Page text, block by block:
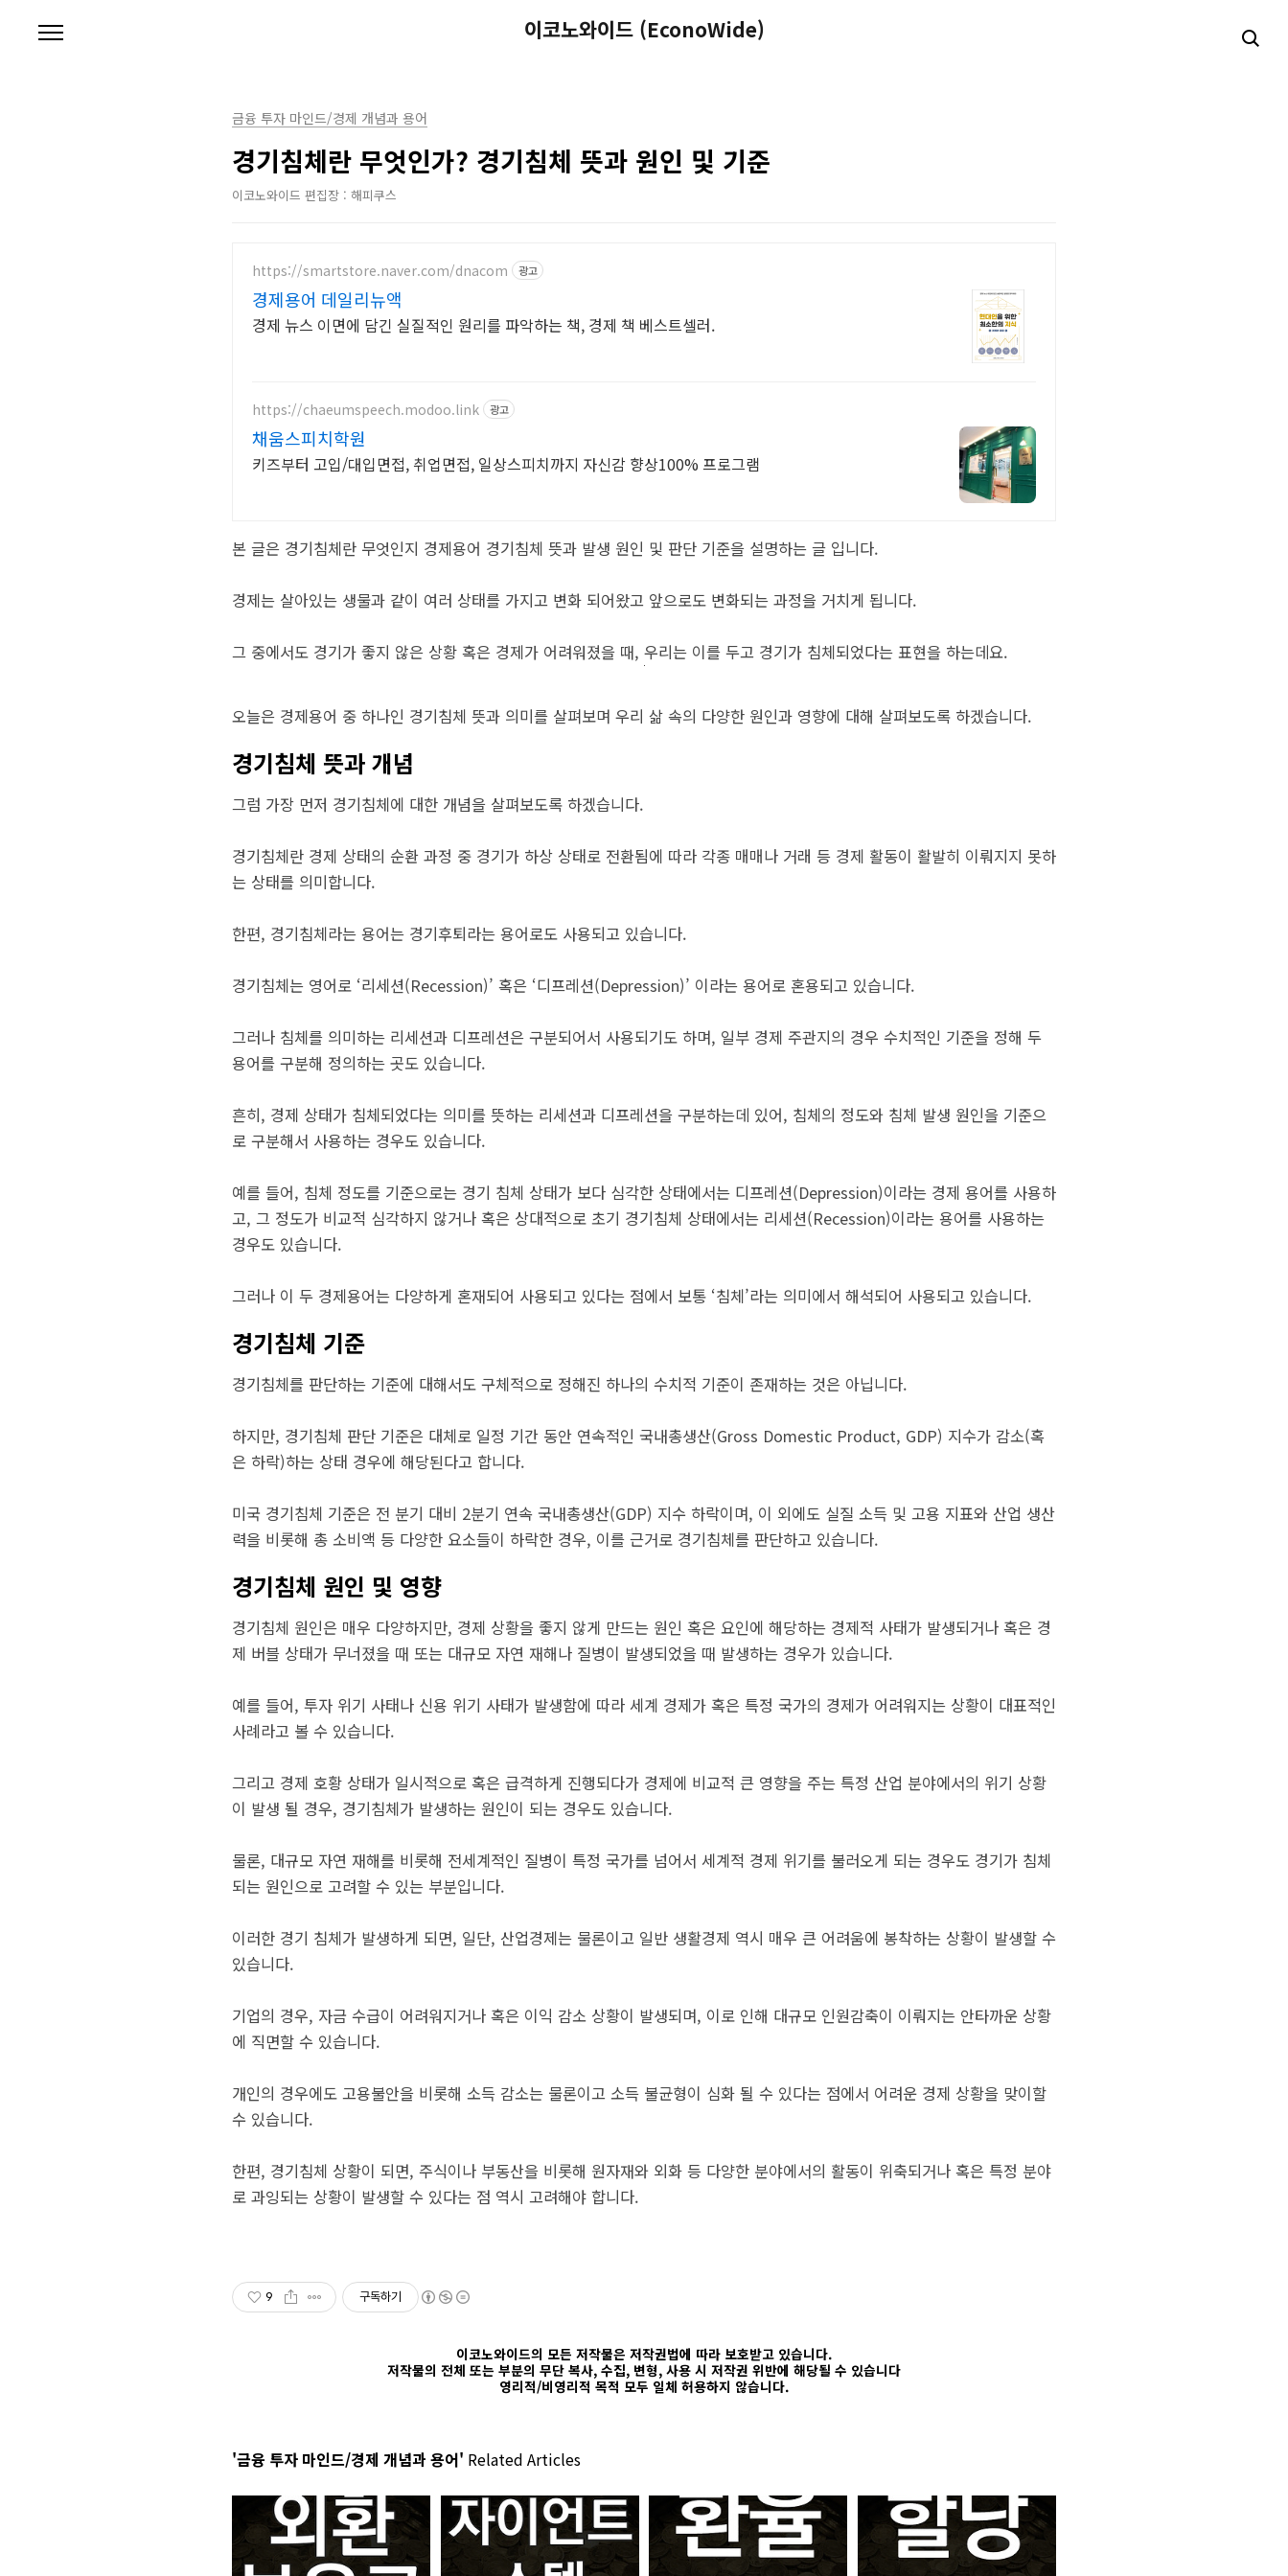
이코노와이드 (EconoWide)
금융 투자 마인드/경제 개념과 용어
경기침체란 무엇인가? 경기침체 뜻과 원인 및 기준
이코노와이드 편집장 : 해피쿠스
https://smartstore.naver.com/dnacom 광고
경제용어 데일리뉴액
경제 뉴스 이면에 담긴 실질적인 원리를 파악하는 책, 경제 책 베스트셀러.
https://chaeumspeech.modoo.link 광고
채움스피치학원
키즈부터 고입/대입면접, 취업면접, 일상스피치까지 자신감 향상100% 프로그램
본 글은 경기침체란 무엇인지 경제용어 경기침체 뜻과 발생 원인 및 판단 기준을 설명하는 글 입니다.
경제는 살아있는 생물과 같이 여러 상태를 가지고 변화 되어왔고 앞으로도 변화되는 과정을 거치게 됩니다.
그 중에서도 경기가 좋지 않은 상황 혹은 경제가 어려워졌을 때, 우리는 이를 두고 경기가 침체되었다는 표현을 하는데요.
오늘은 경제용어 중 하나인 경기침체 뜻과 의미를 살펴보며 우리 삶 속의 다양한 원인과 영향에 대해 살펴보도록 하겠습니다.
경기침체 뜻과 개념
그럼 가장 먼저 경기침체에 대한 개념을 살펴보도록 하겠습니다.
경기침체란 경제 상태의 순환 과정 중 경기가 하상 상태로 전환됨에 따라 각종 매매나 거래 등 경제 활동이 활발히 이뤄지지 못하
는 상태를 의미합니다.
한편, 경기침체라는 용어는 경기후퇴라는 용어로도 사용되고 있습니다.
경기침체는 영어로 ‘리세션(Recession)’ 혹은 ‘디프레션(Depression)’ 이라는 용어로 혼용되고 있습니다.
그러나 침체를 의미하는 리세션과 디프레션은 구분되어서 사용되기도 하며, 일부 경제 주관지의 경우 수치적인 기준을 정해 두
용어를 구분해 정의하는 곳도 있습니다.
흔히, 경제 상태가 침체되었다는 의미를 뜻하는 리세션과 디프레션을 구분하는데 있어, 침체의 정도와 침체 발생 원인을 기준으
로 구분해서 사용하는 경우도 있습니다.
예를 들어, 침체 정도를 기준으로는 경기 침체 상태가 보다 심각한 상태에서는 디프레션(Depression)이라는 경제 용어를 사용하
고, 그 정도가 비교적 심각하지 않거나 혹은 상대적으로 초기 경기침체 상태에서는 리세션(Recession)이라는 용어를 사용하는
경우도 있습니다.
그러나 이 두 경제용어는 다양하게 혼재되어 사용되고 있다는 점에서 보통 ‘침체’라는 의미에서 해석되어 사용되고 있습니다.
경기침체 기준
경기침체를 판단하는 기준에 대해서도 구체적으로 정해진 하나의 수치적 기준이 존재하는 것은 아닙니다.
하지만, 경기침체 판단 기준은 대체로 일정 기간 동안 연속적인 국내총생산(Gross Domestic Product, GDP) 지수가 감소(혹
은 하락)하는 상태 경우에 해당된다고 합니다.
미국 경기침체 기준은 전 분기 대비 2분기 연속 국내총생산(GDP) 지수 하락이며, 이 외에도 실질 소득 및 고용 지표와 산업 생산
력을 비롯해 총 소비액 등 다양한 요소들이 하락한 경우, 이를 근거로 경기침체를 판단하고 있습니다.
경기침체 원인 및 영향
경기침체 원인은 매우 다양하지만, 경제 상황을 좋지 않게 만드는 원인 혹은 요인에 해당하는 경제적 사태가 발생되거나 혹은 경
제 버블 상태가 무너졌을 때 또는 대규모 자연 재해나 질병이 발생되었을 때 발생하는 경우가 있습니다.
예를 들어, 투자 위기 사태나 신용 위기 사태가 발생함에 따라 세계 경제가 혹은 특정 국가의 경제가 어려워지는 상황이 대표적인
사례라고 볼 수 있습니다.
그리고 경제 호황 상태가 일시적으로 혹은 급격하게 진행되다가 경제에 비교적 큰 영향을 주는 특정 산업 분야에서의 위기 상황
이 발생 될 경우, 경기침체가 발생하는 원인이 되는 경우도 있습니다.
물론, 대규모 자연 재해를 비롯해 전세계적인 질병이 특정 국가를 넘어서 세계적 경제 위기를 불러오게 되는 경우도 경기가 침체
되는 원인으로 고려할 수 있는 부분입니다.
이러한 경기 침체가 발생하게 되면, 일단, 산업경제는 물론이고 일반 생활경제 역시 매우 큰 어려움에 봉착하는 상황이 발생할 수
있습니다.
기업의 경우, 자금 수급이 어려워지거나 혹은 이익 감소 상황이 발생되며, 이로 인해 대규모 인원감축이 이뤄지는 안타까운 상황
에 직면할 수 있습니다.
개인의 경우에도 고용불안을 비롯해 소득 감소는 물론이고 소득 불균형이 심화 될 수 있다는 점에서 어려운 경제 상황을 맞이할
수 있습니다.
한편, 경기침체 상황이 되면, 주식이나 부동산을 비롯해 원자재와 외화 등 다양한 분야에서의 활동이 위축되거나 혹은 특정 분야
로 과잉되는 상황이 발생할 수 있다는 점 역시 고려해야 합니다.
9 구독하기
이코노와이드의 모든 저작물은 저작권법에 따라 보호받고 있습니다.
저작물의 전체 또는 부분의 무단 복사, 수집, 변형, 사용 시 저작권 위반에 해당될 수 있습니다
영리적/비영리적 목적 모두 일체 허용하지 않습니다.
'금융 투자 마인드/경제 개념과 용어' Related Articles